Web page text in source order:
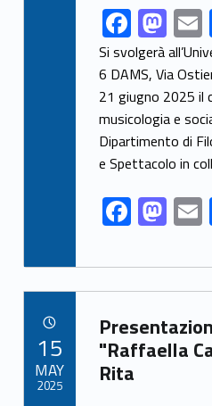
Link identifier share facebook archive #share-link-archive-60772F
ac
e
b
o
o
k
M
as
to
d
o
n
l
Si svolgerà
6 DAMS, Via
21 giugno 2025 il
musicologia e
Dipartimento di
e Spettacolo in
F
ac
e
b
o
o
k
M
as
to
d
o
n
l
Link identifier archive #link-archive-18110
"Raffaella
Rita
15
MAY
2025